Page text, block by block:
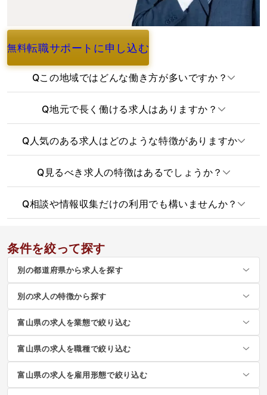
無料転職サポートに申し込む
よくあるご質問
Qこの地域ではどんな働き方が多いですか？
Q地元で長く働ける求人はありますか？
Q人気のある求人はどのような特徴がありますか
Q 見るべき求人の特徴はあるでしょうか？
Q相談や情報収集だけの利用でも構いませんか？
条件を絞って探す
別の都道府県から求人を探す
別の求人の特徴から探す
富山県の求人を業態で絞り込む
富山県の求人を職種で絞り込む
富山県の求人を雇用形態で絞り込む